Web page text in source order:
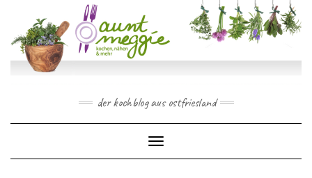
content
der kochblog aus ostfriesland
Toggle Navigation